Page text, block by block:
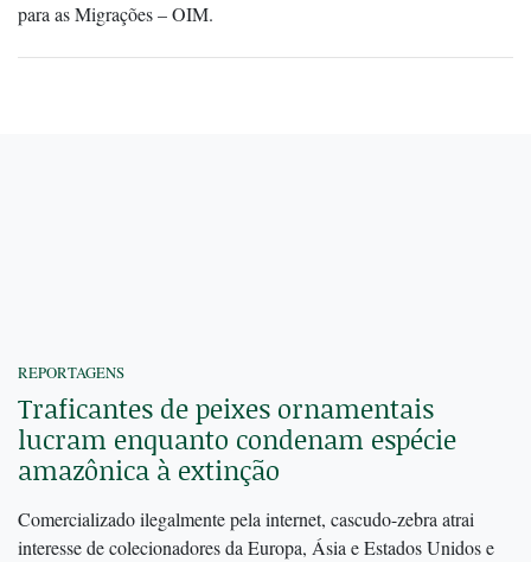
para as Migrações – OIM.
REPORTAGENS
Traficantes de peixes ornamentais
lucram enquanto condenam espécie
amazônica à extinção
Comercializado ilegalmente pela internet, cascudo-zebra atrai
interesse de colecionadores da Europa, Ásia e Estados Unidos e